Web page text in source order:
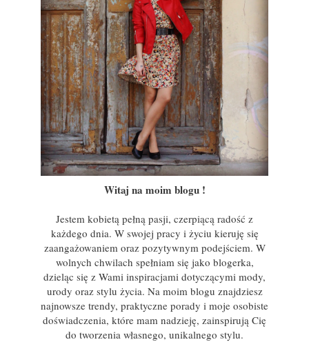
Witaj na moim blogu !
Jestem kobietą pełną pasji, czerpiącą radość z
każdego dnia. W swojej pracy i życiu kieruję się
zaangażowaniem oraz pozytywnym podejściem. W
wolnych chwilach spełniam się jako blogerka,
dzieląc się z Wami inspiracjami dotyczącymi mody,
urody oraz stylu życia. Na moim blogu znajdziesz
najnowsze trendy, praktyczne porady i moje osobiste
doświadczenia, które mam nadzieję, zainspirują Cię
do tworzenia własnego, unikalnego stylu.